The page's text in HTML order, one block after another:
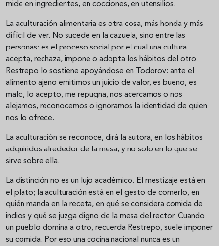
mide en ingredientes, en cocciones, en utensilios.
La aculturación alimentaria es otra cosa, más honda y más
difícil de ver. No sucede en la cazuela, sino entre las
personas: es el proceso social por el cual una cultura
acepta, rechaza, impone o adopta los hábitos del otro.
Restrepo lo sostiene apoyándose en Todorov: ante el
alimento ajeno emitimos un juicio de valor, es bueno, es
malo, lo acepto, me repugna, nos acercamos o nos
alejamos, reconocemos o ignoramos la identidad de quien
nos lo ofrece.
La aculturación se reconoce, dirá la autora, en los hábitos
adquiridos alrededor de la mesa, y no solo en lo que se
sirve sobre ella.
La distinción no es un lujo académico. El mestizaje está en
el plato; la aculturación está en el gesto de comerlo, en
quién manda en la receta, en qué se considera comida de
indios y qué se juzga digno de la mesa del rector. Cuando
un pueblo domina a otro, recuerda Restrepo, suele imponer
su comida. Por eso una cocina nacional nunca es un